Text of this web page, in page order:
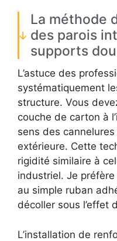
La méthode
des parois
supports
L’astuce des
systématiquement
structure. Vous
couche de carton à
sens des
extérieure. Cette
rigidité similaire à
industriel. Je
au simple ruban
décoller sous l’effet
L’installation de